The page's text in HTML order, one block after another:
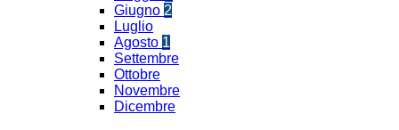
Giugno 2
Luglio
Agosto 1
Settembre
Ottobre
Novembre
Dicembre